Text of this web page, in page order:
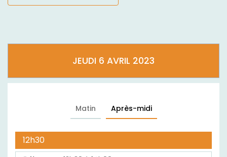
JEUDI 6 AVRIL 2023
Matin Après-midi
12h30